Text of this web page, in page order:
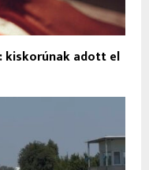
kiskorúnak adott el